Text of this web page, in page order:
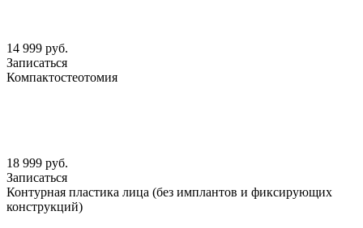
14 999 руб.
Записаться
Компактостеотомия
18 999 руб.
Записаться
Контурная пластика лица (без имплантов и фиксирующих
конструкций)